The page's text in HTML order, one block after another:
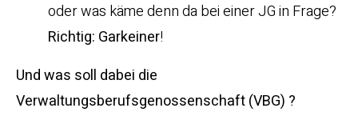
oder was käme denn da bei einer JG in Frage?
Richtig: Garkeiner!
Und was soll dabei die
Verwaltungsberufsgenossenschaft (VBG) ?